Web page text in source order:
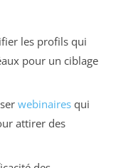
les profils qui
pour un ciblage
webinairesqui
attirer des